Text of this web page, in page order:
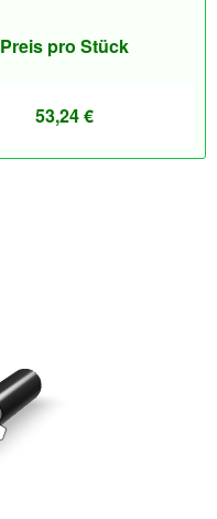
Preis pro Stück
53,24€